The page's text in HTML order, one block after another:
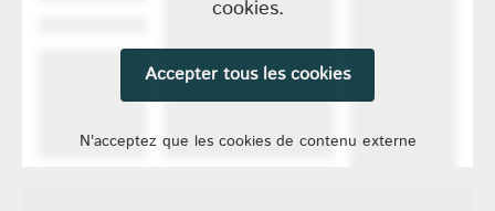
cookies.
Accepter tous les cookies
N'acceptez que les cookies de contenu externe